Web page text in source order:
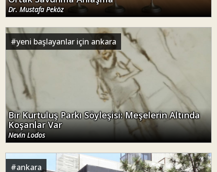
Dr. Mustafa Peköz
#yeni başlayanlar için ankara
Bir Kurtuluş Parkı Söyleşisi: Meşelerin Altında
Koşanlar Var
Nevin Lodos
#ankara